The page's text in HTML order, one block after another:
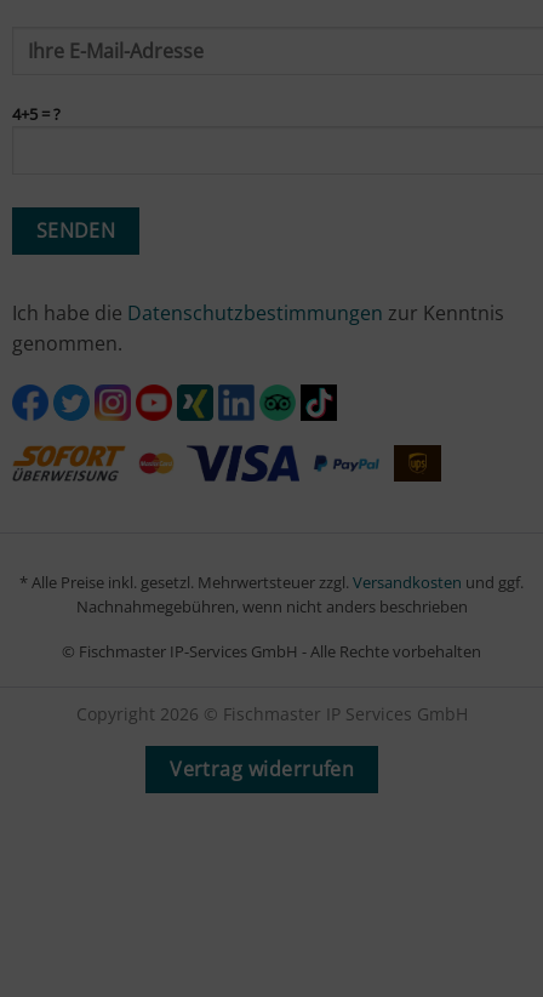
4+5 = ?
Ich habe die Datenschutzbestimmungen zur Kenntnis
genommen.
* Alle Preise inkl. gesetzl. Mehrwertsteuer zzgl. Versandkosten und ggf.
Nachnahmegebühren, wenn nicht anders beschrieben
© Fischmaster IP-Services GmbH - Alle Rechte vorbehalten
Copyright 2026 © Fischmaster IP Services GmbH
Vertrag widerrufen